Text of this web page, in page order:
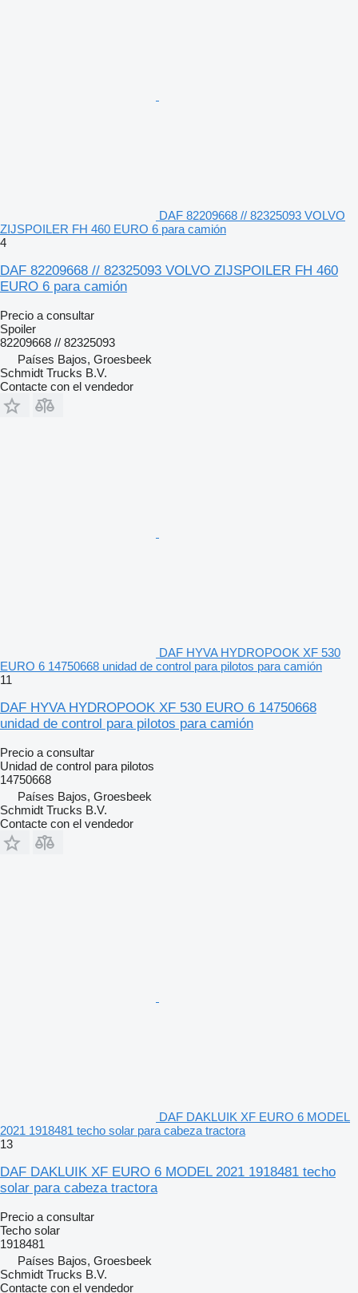
DAF 82209668 // 82325093 VOLVO
ZIJSPOILER FH 460 EURO 6 para camión
4
DAF 82209668 // 82325093 VOLVO ZIJSPOILER FH 460
EURO 6 para camión
Precio a consultar
Spoiler
82209668 // 82325093
Países Bajos, Groesbeek
Schmidt Trucks B.V.
Contacte con el vendedor
DAF HYVA HYDROPOOK XF 530
EURO 6 14750668 unidad de control para pilotos para camión
11
DAF HYVA HYDROPOOK XF 530 EURO 6 14750668
unidad de control para pilotos para camión
Precio a consultar
Unidad de control para pilotos
14750668
Países Bajos, Groesbeek
Schmidt Trucks B.V.
Contacte con el vendedor
DAF DAKLUIK XF EURO 6 MODEL
2021 1918481 techo solar para cabeza tractora
13
DAF DAKLUIK XF EURO 6 MODEL 2021 1918481 techo
solar para cabeza tractora
Precio a consultar
Techo solar
1918481
Países Bajos, Groesbeek
Schmidt Trucks B.V.
Contacte con el vendedor